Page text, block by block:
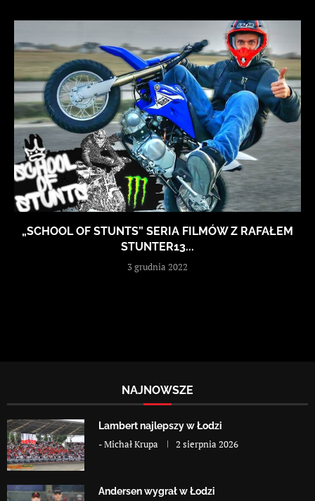
„SCHOOL OF STUNTS” SERIA FILMÓW Z RAFAŁEM
STUNTER13...
3 grudnia 2022
NAJNOWSZE
Lambert najlepszy w Łodzi
-Michał Krupa 2 sierpnia 2026
Andersen wygrał w Łodzi